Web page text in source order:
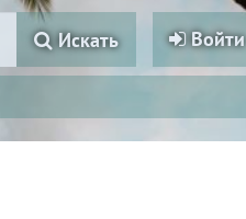
Войти
Искать